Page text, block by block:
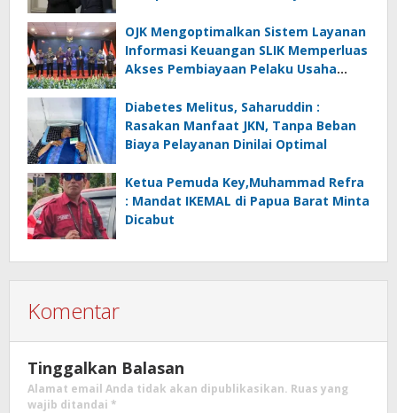
OJK Mengoptimalkan Sistem Layanan
Informasi Keuangan SLIK Memperluas
Akses Pembiayaan Pelaku Usaha
Diabetes Melitus, Saharuddin :
Rasakan Manfaat JKN, Tanpa Beban
Biaya Pelayanan Dinilai Optimal
Ketua Pemuda Key,Muhammad Refra
: Mandat IKEMAL di Papua Barat Minta
Dicabut
Komentar
Tinggalkan Balasan
Alamat email Anda tidak akan dipublikasikan. Ruas yang
wajib ditandai *